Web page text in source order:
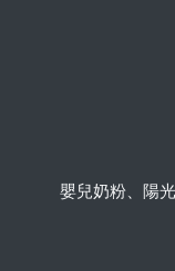
嬰兒奶粉、陽